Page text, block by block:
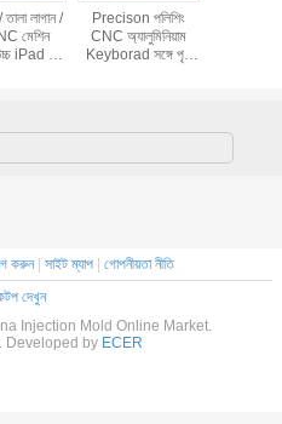
লাগান /
মেশিন
iPad /
Precison পলিশিং
CNC অ্যালুমিনিয়াম
Keyborad সঙ্গে পৃষ্ঠ
করুন| সাইট ম্যাপ| গোপনীয়তা নীতি
দেখুন
Injection Mold Online Market.
Developed by ECER